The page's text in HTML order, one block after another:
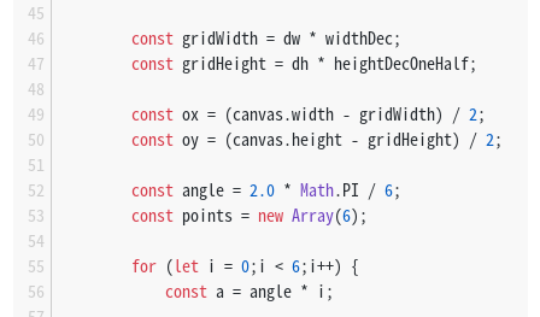
const gridWidth = dw * widthDec;
const gridHeight = dh * heightDecOneHalf;
const ox = (canvas.width - gridWidth) / 2;
const oy = (canvas.height - gridHeight) / 2;
const angle = 2.0 * Math.PI / 6;
const points = new Array(6);
for (let i = 0;i < 6;i++) {
const a = angle * i;